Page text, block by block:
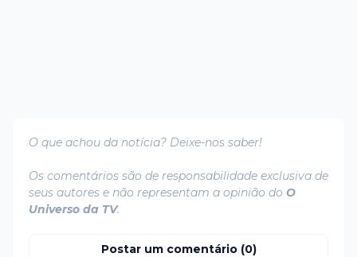
O que achou da notícia? Deixe-nos saber!
Os comentários são de responsabilidade exclusiva de
seus autores e não representam a opinião do O
Universo da TV.
Postar um comentário (0)